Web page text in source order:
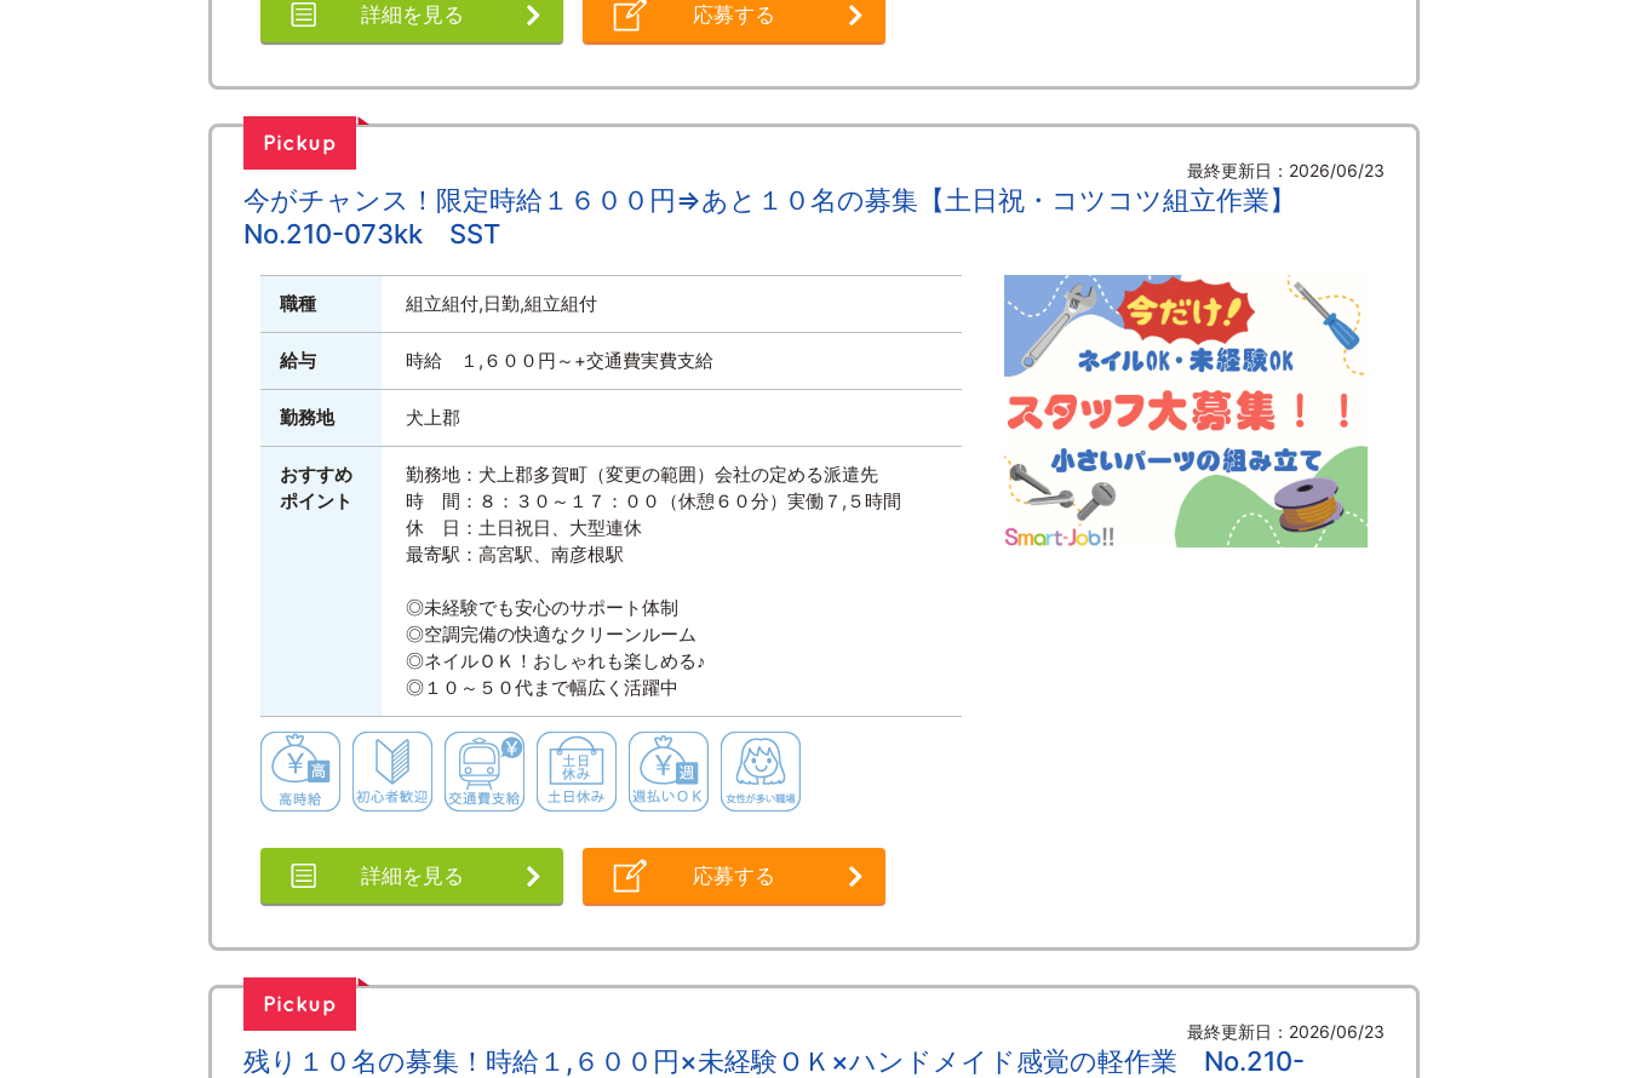
詳細を見る 応募する
最終更新日：2026/06/23
今がチャンス！限定時給１６００円⇒あと１０名の募集【土日祝・コツコツ組立作業】
No.210-073kk SST
職種 組立組付,日勤,組立組付
給与 時給 １,６００円～+交通費実費支給
勤務地 犬上郡
おすすめ
ポイント
勤務地：犬上郡多賀町（変更の範囲）会社の定める派遣先
時 間：８：３０～１７：００（休憩６０分）実働７,５時間
休 日：土日祝日、大型連休
最寄駅：高宮駅、南彦根駅
◎未経験でも安心のサポート体制
◎空調完備の快適なクリーンルーム
◎ネイルＯＫ！おしゃれも楽しめる♪
◎１０～５０代まで幅広く活躍中
高時給 初心者歓迎 交通費支給 土日休み 週払いＯＫ
詳細を見る 応募する
最終更新日：2026/06/23
残り１０名の募集！時給１,６００円×未経験ＯＫ×ハンドメイド感覚の軽作業 No.210-